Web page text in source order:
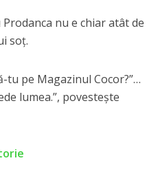
nu e chiar atât de
soț.
tu pe Magazinul Cocor?”…
lumea.”, povestește